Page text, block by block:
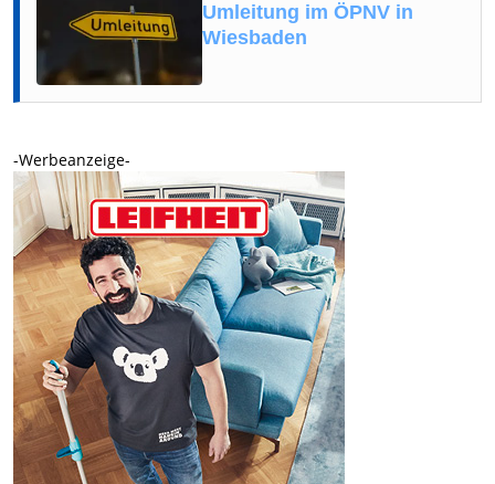
Umleitung im ÖPNV in
Wiesbaden
-Werbeanzeige-